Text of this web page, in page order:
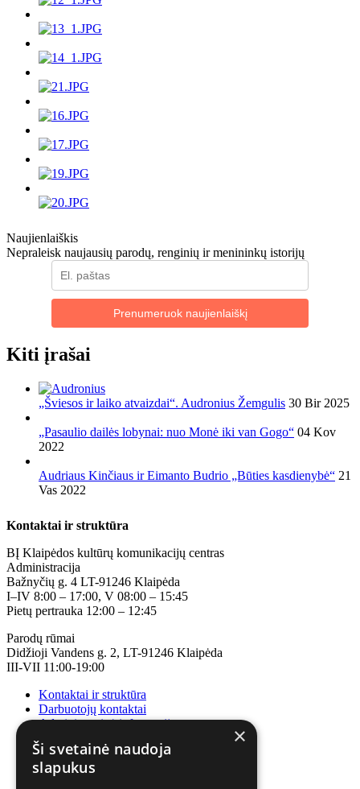
Naujienlaiškis
Nepraleisk naujausių parodų, renginių ir menininkų istorijų
Prenumeruok naujienlaiškį
Kiti įrašai
„Šviesos ir laiko atvaizdai“. Audronius Žemgulis 30 Bir 2025
„Pasaulio dailės lobynai: nuo Monė iki van Gogo“ 04 Kov
2022
Audriaus Kinčiaus ir Eimanto Budrio „Būties kasdienybė“ 21
Vas 2022
Kontaktai ir struktūra
BĮ Klaipėdos kultūrų komunikacijų centras
Administracija
Bažnyčių g. 4 LT-91246 Klaipėda
I–IV 8:00 – 17:00, V 08:00 – 15:45
Pietų pertrauka 12:00 – 12:45
Parodų rūmai
Didžioji Vandens g. 2, LT-91246 Klaipėda
III-VII 11:00-19:00
Kontaktai ir struktūra
Darbuotojų kontaktai
Administracinė informacija
Korupcijos prevencija
×
Ši svetainė naudoja
slapukus